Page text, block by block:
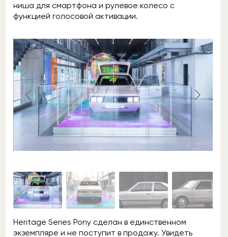
ниша для смартфона и рулевое колесо с
функцией голосовой активации.
Heritage Series Pony сделан в единственном
экземпляре и не поступит в продажу. Увидеть